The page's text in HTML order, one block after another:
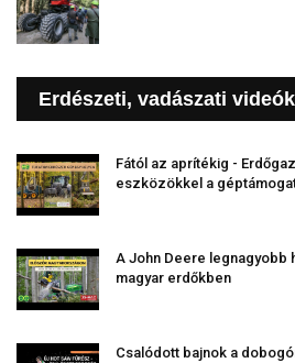
Erdészeti, vadászati videók
Fától az aprítékig -
eszközökkel a
A John Deere legnagyobb
magyar erdőkben
Csalódott bajnok a